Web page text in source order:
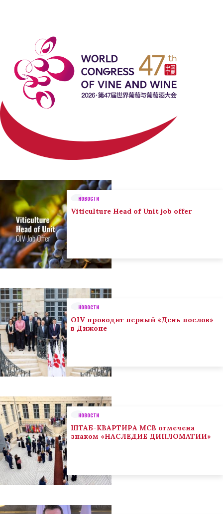
НОВОСТИ
Viticulture Head of Unit job offer
НОВОСТИ
OIV проводит первый «День послов»
в Дижоне
НОВОСТИ
ШТАБ-КВАРТИРА МСВ отмечена
знаком «НАСЛЕДИЕ ДИПЛОМАТИИ»